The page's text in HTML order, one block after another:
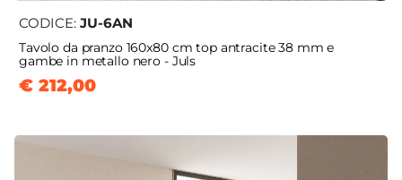
CODICE: JU-6AN
Tavolo da pranzo 160x80 cm top antracite 38 mm e
gambe in metallo nero - Juls
€ 212,00